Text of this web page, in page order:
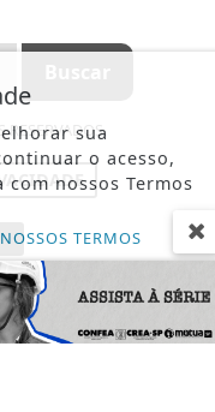
RESERVADOS.
sua
o acesso,
nossos Termos
TERMOS